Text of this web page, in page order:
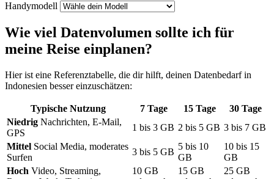
Handymodell
Wie viel Datenvolumen sollte ich für
meine Reise einplanen?
Hier ist eine Referenztabelle, die dir hilft, deinen Datenbedarfin
Indonesien besser einzuschätzen:
Typische Nutzung 7 Tage 15 Tage 30 Tage
Niedrig Nachrichten, E-Mail,
GPS
1 bis 3 GB 2 bis 5 GB 3 bis 7 GB
Mittel Social Media, moderates
Surfen
3 bis 5 GB
5 bis 10
GB
10 bis 15
GB
Hoch Video, Streaming,
10 GB
15 GB
25 GB